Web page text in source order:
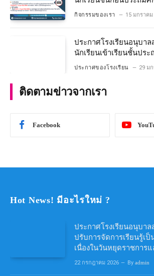
อนุบาลปีที่ ๒ ประจำปีกา
กิจกรรมของเรา 15 มกราคม
ประกาศโรงเรียนอนุบาลสระบุรี เรื่
นักเรียนเข้าเรียนชั้นปร
โครงการห้องเรียนพิเศษ
ประกาศของโรงเรียน 29 ม
ติดตามข่าวจากเรา
Facebook
Hot News! มีอะไรใหม่ ?
ประกาศโรงเรียนอนุบาล
ปรับการจัดการเรียนรู้เป็
เนื่องในวันหยุดราชการ
22 กรกฎาคม 2026 By admin